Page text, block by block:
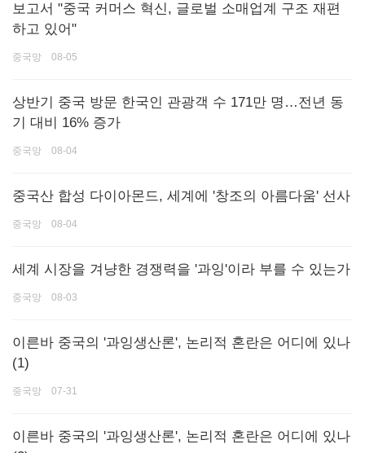
보고서 "중국 커머스 혁신, 글로벌 소매업계 구조 재편
하고 있어"
중국망 08-05
상반기 중국 방문 한국인 관광객 수 171만 명…전년 동
기 대비 16% 증가
중국망 08-04
중국산 합성 다이아몬드, 세계에 '창조의 아름다움' 선사
중국망 08-04
세계 시장을 겨냥한 경쟁력을 '과잉'이라 부를 수 있는가
중국망 08-03
이른바 중국의 '과잉생산론', 논리적 혼란은 어디에 있나
(1)
중국망 07-31
이른바 중국의 '과잉생산론', 논리적 혼란은 어디에 있나